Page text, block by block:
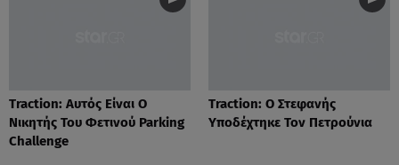
Traction: Αυτός Είναι Ο
Νικητής Του Φετινού Parking
Challenge
Traction: Ο Στεφανής
Υποδέχτηκε Τον Πετρούνια